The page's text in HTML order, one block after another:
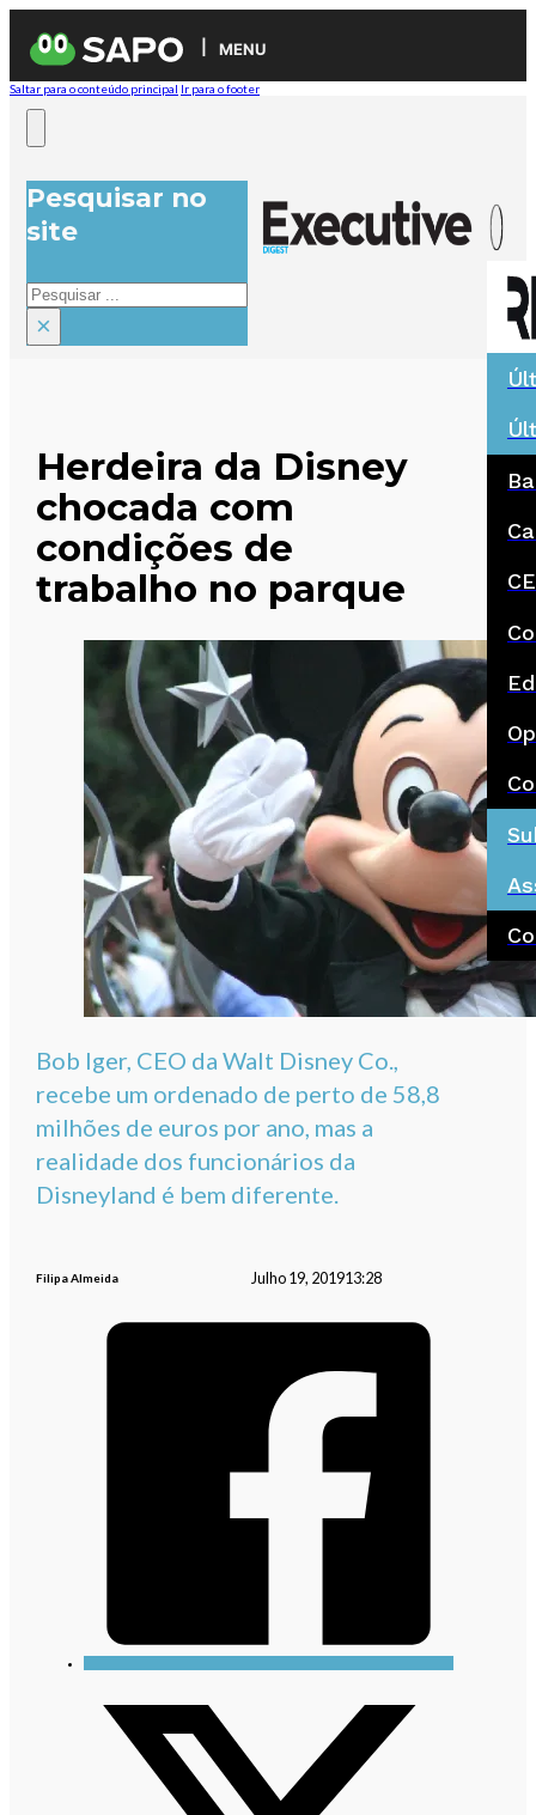
MENU
Saltar para o conteúdo principal Ir para o footer
Pesquisar no
site
Pesquisar
×
Herdeira da Disney
chocada com
condições de
trabalho no parque
Bob Iger, CEO da Walt Disney Co.,
recebe um ordenado de perto de 58,8
milhões de euros por ano, mas a
realidade dos funcionários da
Disneyland é bem diferente.
Filipa Almeida Julho 19, 201913:28